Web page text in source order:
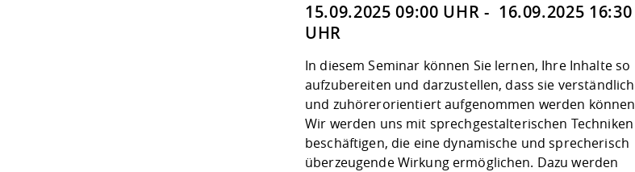
15.09.2025 09:00 UHR - 16.09.2025 16:30
UHR
In diesem Seminar können Sie lernen, Ihre Inhalte so
aufzubereiten und darzustellen, dass sie verständlich
und zuhörerorientiert aufgenommen werden
Wir werden uns mit sprechgestalterischen Techniken
beschäftigen, die eine dynamische und sprecherisch
überzeugende Wirkung ermöglichen. Dazu werden